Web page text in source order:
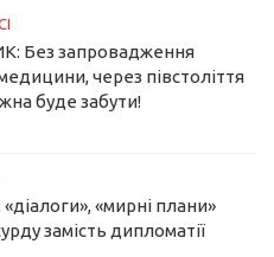
Без запровадження
через півстоліття
буде забути!
«мирні плани»
замість дипломатії